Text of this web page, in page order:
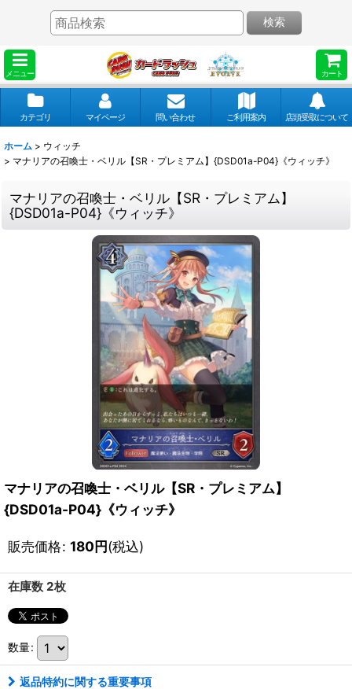
メニュー カート
検索
カテゴリ マイページ 問い合わせ ご利用案内 店頭受取について
ホーム > ウィッチ
> マナリアの召喚士・ベリル【SR・プレミアム】{DSD01a-P04}《ウィッチ》
マナリアの召喚士・ベリル【SR・プレミアム】
{DSD01a-P04}《ウィッチ》
マナリアの召喚士・ベリル【SR・プレミアム】
{DSD01a-P04}《ウィッチ》
販売価格: 180円(税込)
在庫数 2枚
数量:
返品特約に関する重要事項